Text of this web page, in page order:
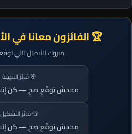
🏆 الفائزون معانا في
مبروك للأبطال اللي
🎯 فائز النتيجة
محدش توقّع صح — كن إنت
👕 فائز التشكيل
محدش توقّع صح — كن إنت